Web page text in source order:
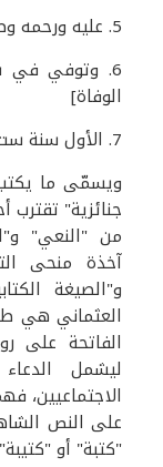
5. عليه ورحمه
6. وتوفي في
الوفاة]
7. الأول سنة
ويسمّى ما يكتب
جنائزية" تقترب
من "النعي"
آخذة منحى
و"الصيغة
العثماني هي
الفاتحة على
ليشمل
الاجتماعيين،
على النص
"كتبة" أو